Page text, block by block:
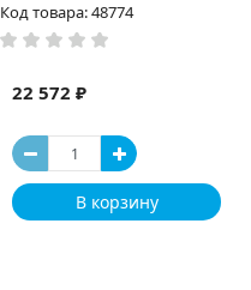
Код товара: 48774
22 572 ₽
В корзину